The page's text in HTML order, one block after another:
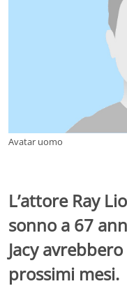
Avatar uomo
L’attore Ray
sonno a 67
Jacy
prossimi mesi.